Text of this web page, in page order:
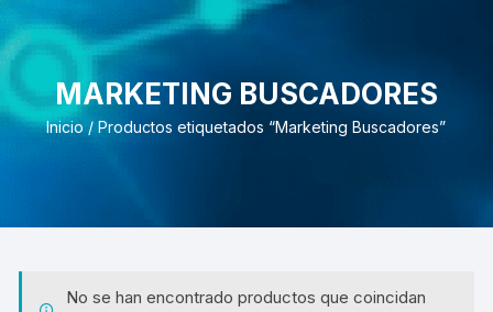
MARKETING BUSCADORES
Inicio / Productos etiquetados “Marketing Buscadores”
No se han encontrado productos que coincidan